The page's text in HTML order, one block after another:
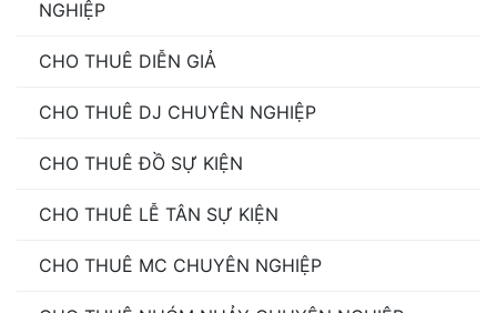
NGHIỆP
CHO THUÊ DIỄN GIẢ
CHO THUÊ DJ CHUYÊN NGHIỆP
CHO THUÊ ĐỒ SỰ KIỆN
CHO THUÊ LỄ TÂN SỰ KIỆN
CHO THUÊ MC CHUYÊN NGHIỆP